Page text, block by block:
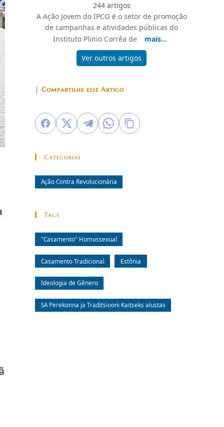
244 artigos
A Ação Jovem do IPCO é o setor de promoção
de campanhas e atividades públicas do
Instituto Plinio Corrêa de
mais...
Ver outros artigos
| Compartilhe esse Artigo
Categorias
Ação Contra Revolucionária
Tags
"Casamento" Homossexual
Casamento Tradicional Estônia
Ideologia de Gênero
SA Perekonna ja Traditsiooni Kaitseks alustas